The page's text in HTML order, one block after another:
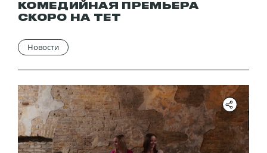
КОМЕДИЙНАЯ ПРЕМЬЕРА
СКОРО НА ТЕТ
Новости